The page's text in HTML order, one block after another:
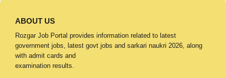
ABOUT US
Rozgar Job Portal provides information related to latest
government jobs, latest govt jobs and sarkari naukri 2026, along
with admit cards and
examination results.